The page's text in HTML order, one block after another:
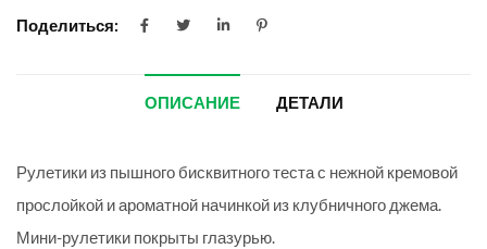
Поделиться:
ОПИСАНИЕ ДЕТАЛИ
Рулетики из пышного бисквитного теста с нежной кремовой
прослойкой и ароматной начинкой из клубничного джема.
Мини-рулетики покрыты глазурью.